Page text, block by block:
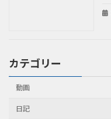
カテゴリー
動画
日記